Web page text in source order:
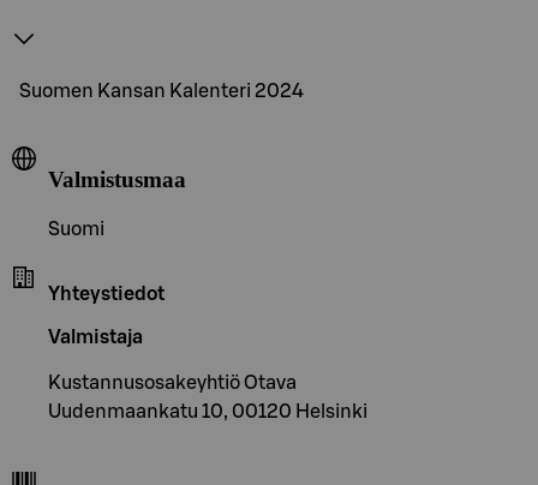
Suomen Kansan Kalenteri 2024
Valmistusmaa
Suomi
Yhteystiedot
Valmistaja
Kustannusosakeyhtiö Otava
Uudenmaankatu 10, 00120 Helsinki